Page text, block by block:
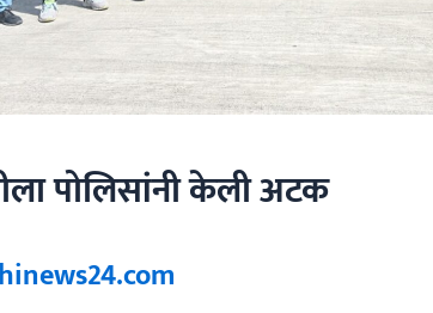
पोलिसांनी केली अटक